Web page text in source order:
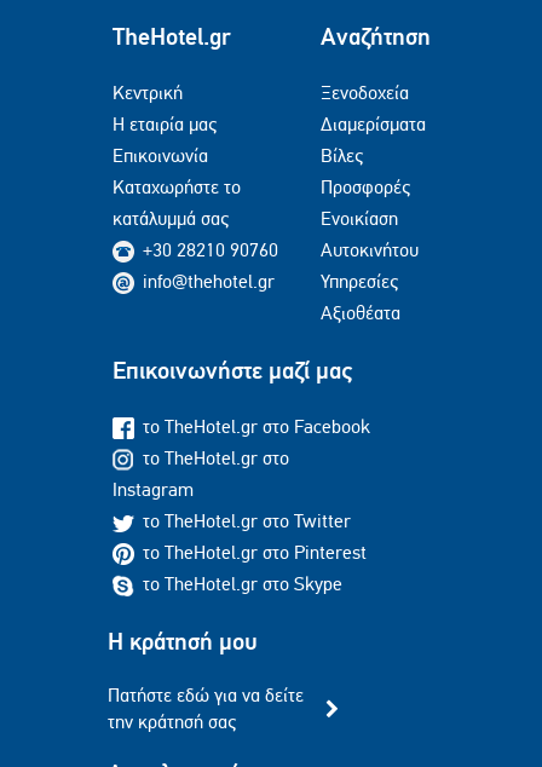
TheHotel.gr
Κεντρική
Η εταιρία μας
Επικοινωνία
Καταχωρήστε το
κατάλυμμά σας
+30 28210 90760
info@thehotel.gr
Αναζήτηση
Ξενοδοχεία
Διαμερίσματα
Βίλες
Προσφορές
Ενοικίαση
Αυτοκινήτου
Υπηρεσίες
Αξιοθέατα
Επικοινωνήστε μαζί μας
το TheHotel.gr στο Facebook
το TheHotel.gr στο
Instagram
το TheHotel.gr στο Twitter
το TheHotel.gr στο Pinterest
το TheHotel.gr στο Skype
Η κράτησή μου
Πατήστε εδώ για να δείτε
την κράτησή σας